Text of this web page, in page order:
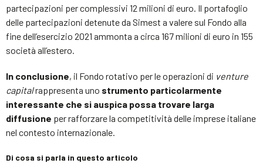
partecipazioni per complessivi 12 milioni di euro. Il portafoglio
delle partecipazioni detenute da Simest a valere sul Fondo alla
fine dell’esercizio 2021 ammonta a circa 167 milioni di euro in 155
società all’estero.
In conclusione, il Fondo rotativo per le operazioni di venture
capitalrappresenta uno strumento particolarmente
interessante che si auspica possa trovare larga
diffusione per rafforzare la competitività delle imprese italiane
nel contesto internazionale.
Di cosa si parla in questo articolo